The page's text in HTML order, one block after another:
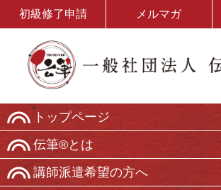
初級修了申請 メルマガ
トップページ
伝筆®とは
講師派遣希望の方へ